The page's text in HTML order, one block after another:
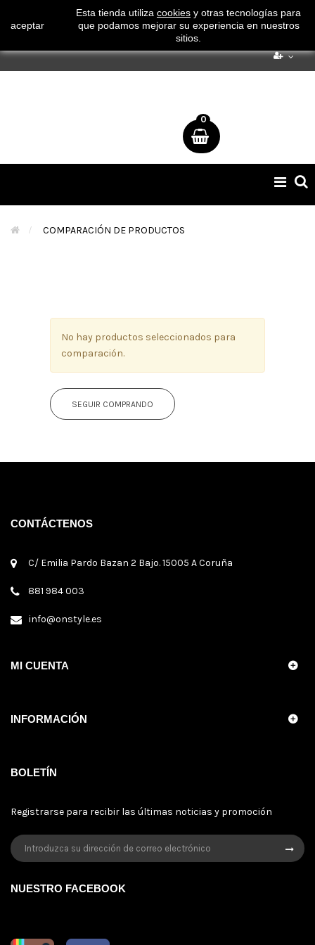
¡ Consigue tu envío gratuito por compras superiores a 50€
!
0
de
> COMPARACIÓN DE PRODUCTOS
No hay productos seleccionados para
comparación.
SEGUIR COMPRANDO
CONTÁCTENOS
C/ Emilia Pardo Bazan 2 Bajo. 15005 A Coruña
881 984 003
info@onstyle.es
MI CUENTA
INFORMACIÓN
BOLETÍN
Registrarse para recibir las últimas noticias y promoción
NUESTRO FACEBOOK
aceptar
Esta tienda utiliza cookies y otras tecnologías para
que podamos mejorar su experiencia en nuestros
sitios.